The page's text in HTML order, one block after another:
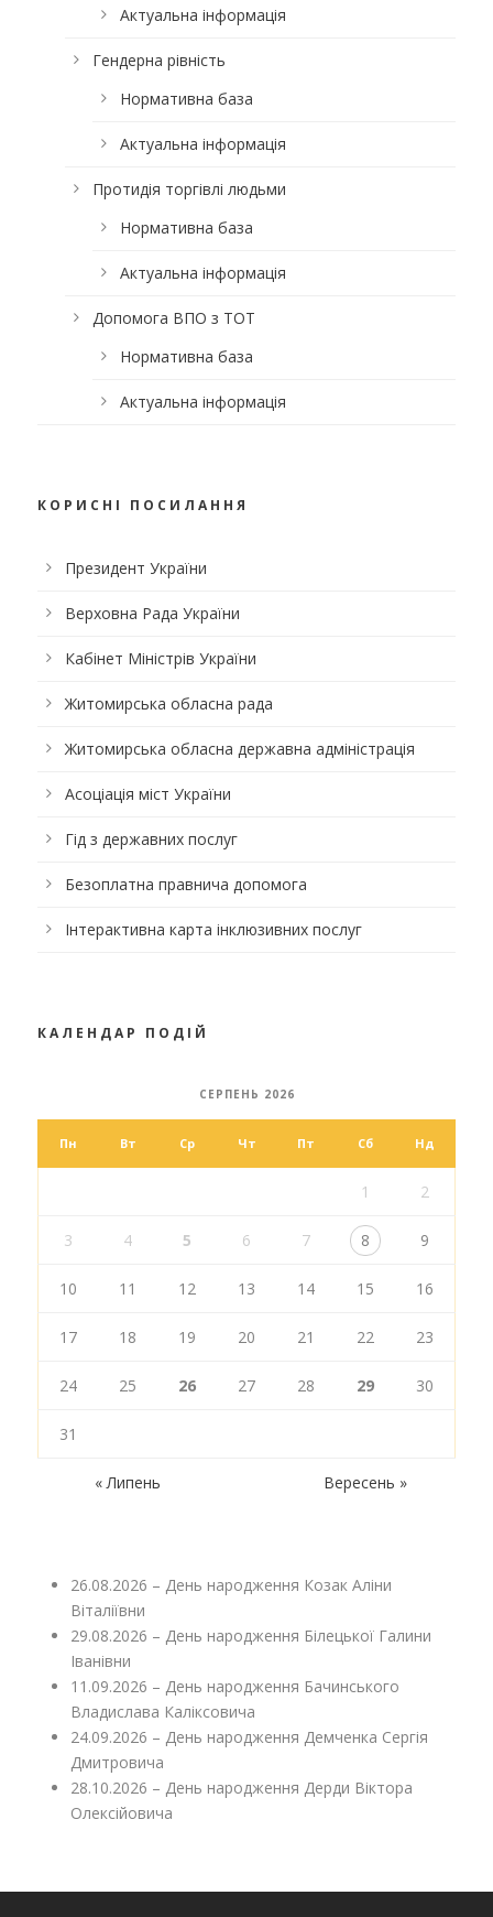
Актуальна інформація
Гендерна рівність
Нормативна база
Актуальна інформація
Протидія торгівлі людьми
Нормативна база
Актуальна інформація
Допомога ВПО з ТОТ
Нормативна база
Актуальна інформація
КОРИСНІ ПОСИЛАННЯ
Президент України
Верховна Рада України
Кабінет Міністрів України
Житомирська обласна рада
Житомирська обласна державна адміністрація
Асоціація міст України
Гід з державних послуг
Безоплатна правнича допомога
Інтерактивна карта інклюзивних послуг
КАЛЕНДАР ПОДІЙ
СЕРПЕНЬ 2026
Пн Вт Ср Чт Пт Сб Нд
1 2
3 4 5 6 7 8 9
10 11 12 13 14 15 16
17 18 19 20 21 22 23
24 25 26 27 28 29 30
31
« Липень Вересень »
26.08.2026 – День народження Козак Аліни
Віталіївни
29.08.2026 – День народження Білецької Галини
Іванівни
11.09.2026 – День народження Бачинського
Владислава Каліксовича
24.09.2026 – День народження Демченка Сергія
Дмитровича
28.10.2026 – День народження Дерди Віктора
Олексійовича